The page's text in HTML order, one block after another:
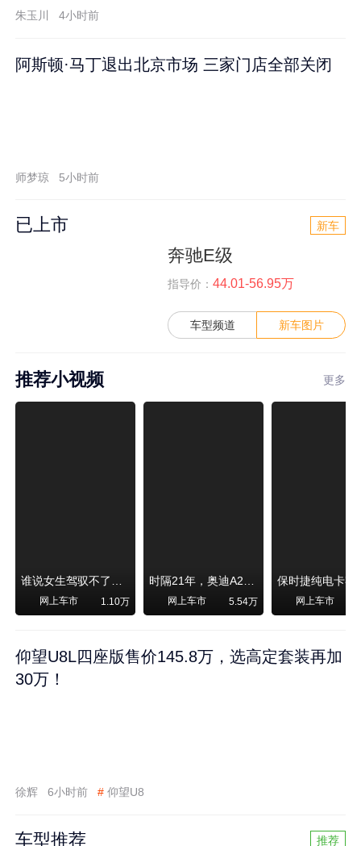
朱玉川 4小时前
阿斯顿·马丁退出北京市场 三家门店全部关闭
师梦琼 5小时前
已上市 新车
奔驰E级
指导价： 44.01-56.95万
车型频道 新车图片
推荐小视频 更多
谁说女生驾驭不了大SUV？看我开问界M6驰骋坝上草原！
网上车市 1.10万
时隔21年，奥迪A2强势归来！
网上车市 5.54万 网上车市
仰望U8L四座版售价145.8万，选高定套装再加
30万！
徐辉 6小时前 # 仰望U8
车型推荐 推荐